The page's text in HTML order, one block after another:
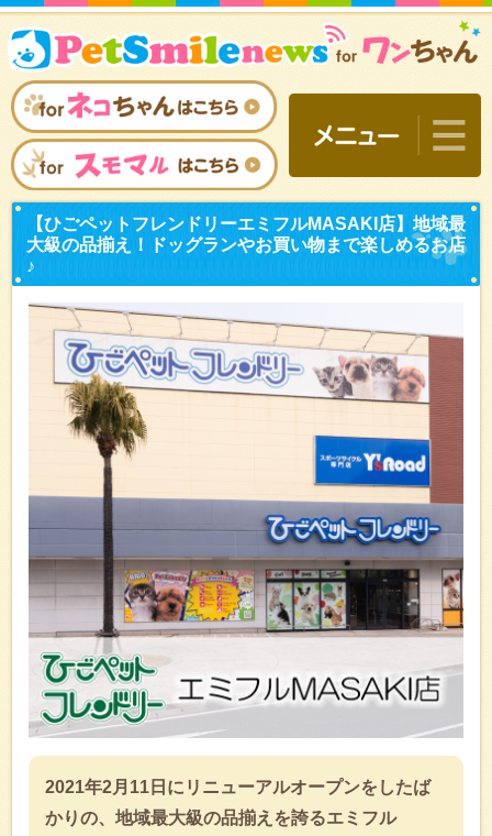
【ひごペットフレンドリ
大級の品揃え！ドッグラン
♪
2021年2月11日にリニューアルオープンをしたば
かりの、地域最大級の品揃えを誇るエミフル